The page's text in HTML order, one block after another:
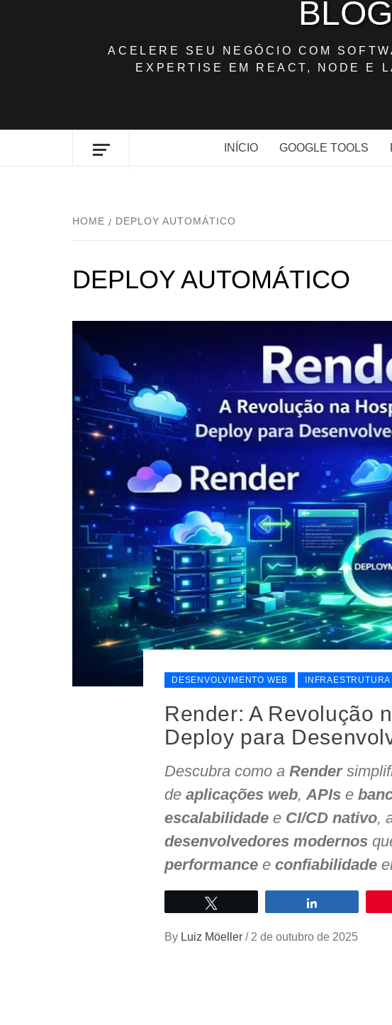
ACELERE SEU NEGÓCIO COM
EXPERTISE EM REACT, NODE E
INÍCIO GOOGLE TOOLS
HOME DEPLOY AUTOMÁTICO
DEPLOY AUTOMÁTICO
DESENVOLVIMENTO WEB
Render: A Revolução
Deploy para
Descubra como a Render
de aplicações web,APIs e
escalabilidade e CI/CD nativo,
desenvolvedores modernos
performance e confiabilidade
By Luiz Möeller / 2 de outubro de 2025